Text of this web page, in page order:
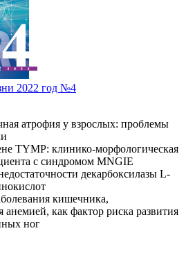
2022 год №4
атрофия у взрослых: проблемы
TYMP: клинико-морфологическая
с синдромом MNGIE
декарбоксилазы L-
кишечника,
как фактор риска развития
ног